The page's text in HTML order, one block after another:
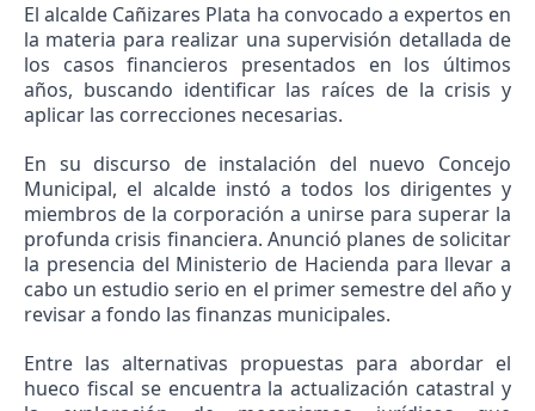
El alcalde Cañizares Plata ha convocado a expertos en
la materia para realizar una supervisión detallada de
los casos financieros presentados en los últimos
años, buscando identificar las raíces de la crisis y
aplicar las correcciones necesarias.
En su discurso de instalación del nuevo Concejo
Municipal, el alcalde instó a todos los dirigentes y
miembros de la corporación a unirse para superar la
profunda crisis financiera. Anunció planes de solicitar
la presencia del Ministerio de Hacienda para llevar a
cabo un estudio serio en el primer semestre del año y
revisar a fondo las finanzas municipales.
Entre las alternativas propuestas para abordar el
hueco fiscal se encuentra la actualización catastral y